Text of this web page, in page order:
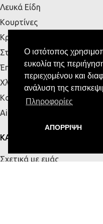
Ο ιστότοπος
ευκολία της
περιεχομένου και
ανάλυση της
Πληροφορίες
ΑΠΟΡΡΙΨΗ
Λευκά Είδη
Κουρτίνες
Κρεβάτια
Στρώματα
Έπιπλα Εξωτερικού Χώρου
Χλοοτάπητες
Κουζίνα
Airbnb
ΚΑΤΑΣΤΗΜΑΤΑ
Σχετικά με εμάς